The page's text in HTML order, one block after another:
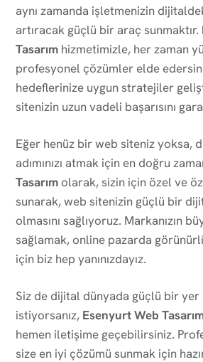
aynı zamanda işletmenizin
artıracak güçlü bir araç sunmaktır.
Tasarım hizmetimizle, her zaman
profesyonel çözümler elde
hedeflerinize uygun stratejiler
sitenizin uzun vadeli başarısını
Eğer henüz bir web siteniz yoksa,
adımınızı atmak için en doğru
Tasarım olarak, sizin için özel ve
sunarak, web sitenizin güçlü bir
olmasını sağlıyoruz. Markanızın
sağlamak, online pazarda
için biz hep yanınızdayız.
Siz de dijital dünyada güçlü bir yer
istiyorsanız, Esenyurt Web
hemen iletişime geçebilirsiniz.
size en iyi çözümü sunmak için